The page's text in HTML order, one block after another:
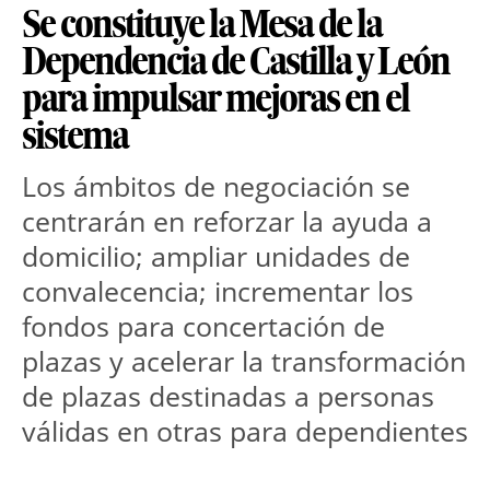
Se constituye la Mesa de la
Dependencia de Castilla y León
para impulsar mejoras en el
sistema
Los ámbitos de negociación se
centrarán en reforzar la ayuda a
domicilio; ampliar unidades de
convalecencia; incrementar los
fondos para concertación de
plazas y acelerar la transformación
de plazas destinadas a personas
válidas en otras para dependientes